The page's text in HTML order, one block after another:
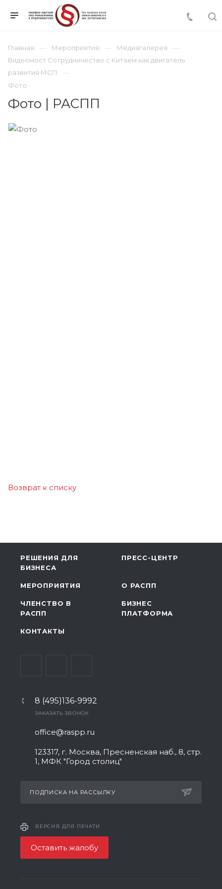
Главная Мероприятия
Медиагалерея
Видеомост Сотрудничество с Китаем как двигатель
развития МСП
Фото
Фото | РАСПП
Возврат к списку
РЕШЕНИЯ ДЛЯ
БИЗНЕСА
ПРЕСС-ЦЕНТР
МЕРОПРИЯТИЯ О РАСПП
ЧЛЕНСТВО В
РАСПП
БИЗНЕС
ПЛАТФОРМА
КОНТАКТЫ
8 (495)136-9992
ЗАКАЗАТЬ ЗВОНОК
office@raspp.ru
123317, г. Москва, Пресненская наб., 8, стр.
1, МФК "Город столиц"
ПОДПИСКА НА РАССЫЛКУ
ВЕРСИЯ ДЛЯ ПЕЧАТИ
Оставить жалобу